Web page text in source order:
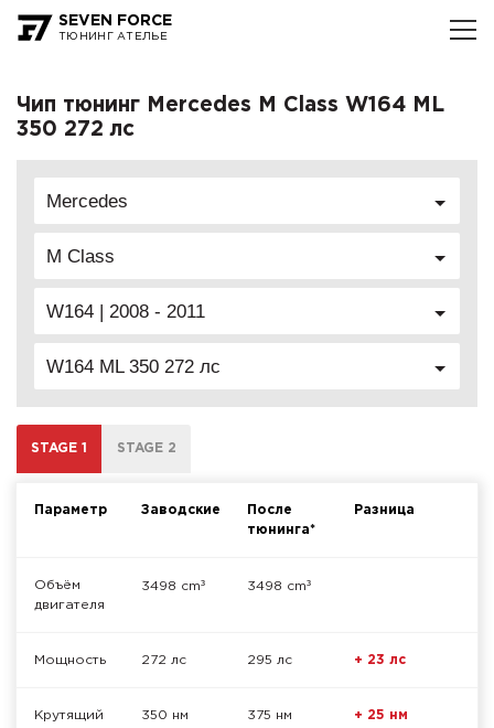
SEVEN FORCE
ТЮНИНГ АТЕЛЬЕ
Чип тюнинг Mercedes M Class W164 ML
350 272 лс
Mercedes
M Class
W164 | 2008 - 2011
W164 ML 350 272 лс
STAGE 1 STAGE 2
Параметр Заводские
После
тюнинга*
Разница
Объём
двигателя
3498 cm³ 3498 cm³
Мощность 272 лс 295 лс + 23 лс
Крутящий
350 нм 375 нм + 25 нм